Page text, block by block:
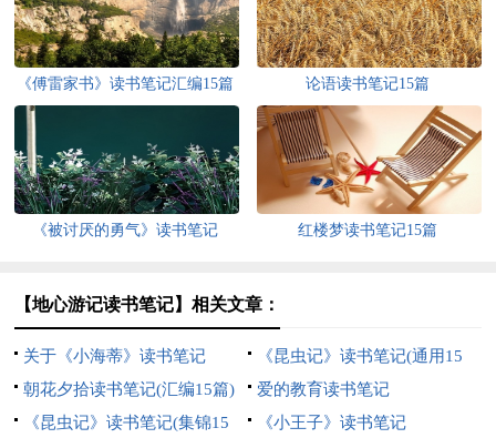
《傅雷家书》读书笔记汇编15篇 论语读书笔记15篇
《被讨厌的勇气》读书笔记 红楼梦读书笔记15篇
【地心游记读书笔记】相关文章：
关于《小海蒂》读书笔记
《昆虫记》读书笔记(通用15
篇)
朝花夕拾读书笔记(汇编15篇)
爱的教育读书笔记
《昆虫记》读书笔记(集锦15
《小王子》读书笔记